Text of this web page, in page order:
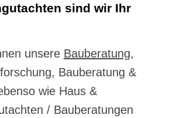
sind wir Ihr
unsere Bauberatung,
Bauberatung &
wie Haus &
/ Bauberatungen